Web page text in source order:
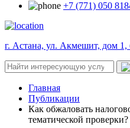
+7 (771) 050
г. Астана, ул. Акмешит, дом 1,
Главная
Публикации
Как обжаловать
тематической проверки?